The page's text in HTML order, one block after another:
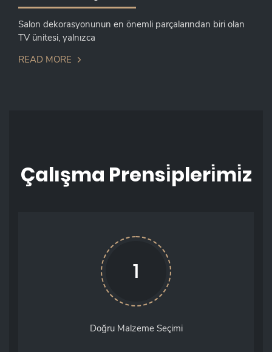
Salon dekorasyonunun en önemli parçalarından biri olan
TV ünitesi, yalnızca
READ MORE
Çalışma Prensi̇pleri̇mi̇z
1
Doğru Malzeme Seçimi